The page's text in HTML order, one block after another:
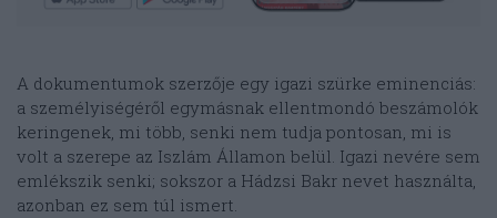
A dokumentumok szerzője egy igazi szürke eminenciás:
a személyiségéről egymásnak ellentmondó beszámolók
keringenek, mi több, senki nem tudja pontosan, mi is
volt a szerepe az Iszlám Államon belül. Igazi nevére sem
emlékszik senki; sokszor a Hádzsi Bakr nevet használta,
azonban ez sem túl ismert.